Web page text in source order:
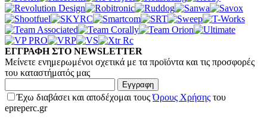
ΕΓΓΡΑΦΗ ΣΤΟ NEWSLETTER
Μείνετε ενημερωμένοι σχετικά με τα προϊόντα και τις προσφορές
του καταστήματός μας
Εγγραφη
Έχω διαβάσει και αποδέχομαι τουςΌρους Χρήσης του
epreperc.gr